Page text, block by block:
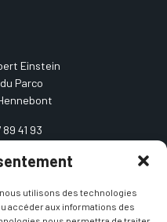
utilisons des technologies
accéder aux informations des
Einstein
Parco
89 41 93